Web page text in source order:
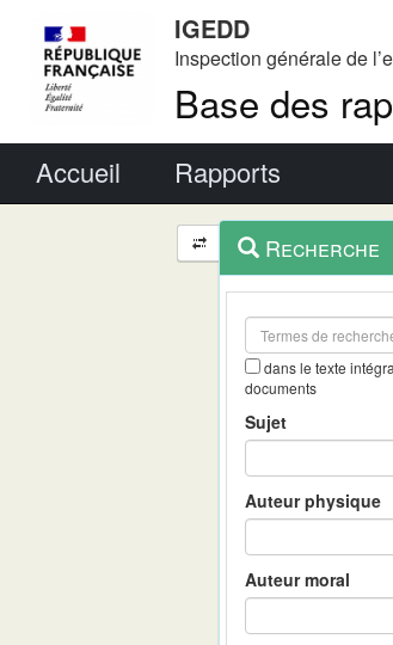
IGEDD
Inspection générale de
Base des
Accueil Rapports
Navigation
et
outils
contextuel
Recherche
dans le texte
documents
Sujet
Auteur physique
Auteur moral